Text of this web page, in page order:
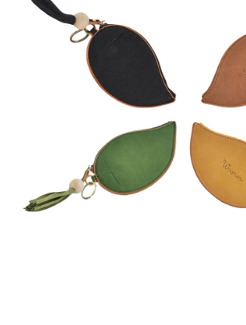
Blouse – Chemise – Tunique
Top – T-Shirt
Laine & Soie
Gilet – Pull
Jupe – Short
Pantalon – Pantacourt